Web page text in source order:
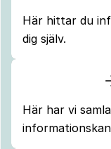
Här hittar du
dig själv.
Här har vi